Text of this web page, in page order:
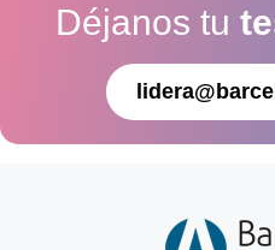
Déjanos tu